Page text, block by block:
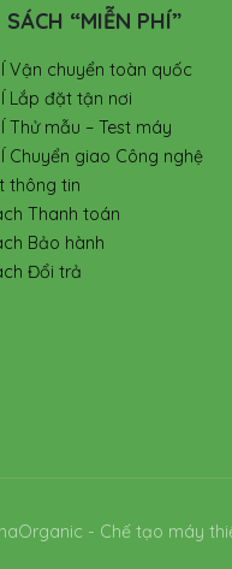
SÁCH “MIỄN PHÍ”
Vận chuyển toàn quốc
Lắp đặt tận nơi
Thử mẫu – Test máy
Chuyển giao Công nghệ
thông tin
Thanh toán
Bảo hành
Đổi trả
- Chế tạo máy